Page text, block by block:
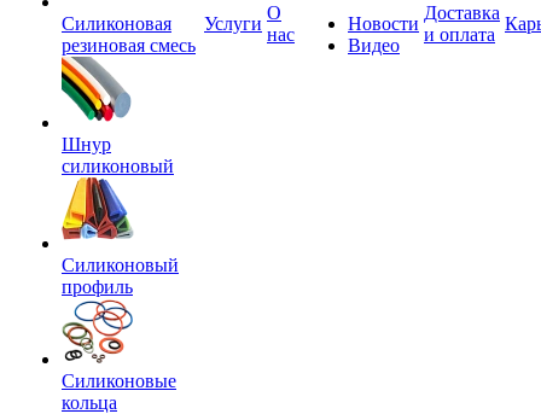
Силиконовая
резиновая смесь
Шнур
силиконовый
Силиконовый
профиль
Силиконовые
кольца
Услуги
О
нас
Новости
Видео
Доставка
и оплата